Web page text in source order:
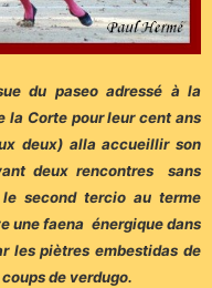
du paseo adressé à la
la Corte pour leur cent ans
deux) alla accueillir son
deux rencontres sans
second tercio au terme
une faena énergique dans
les piètres embestidas de
de verdugo.